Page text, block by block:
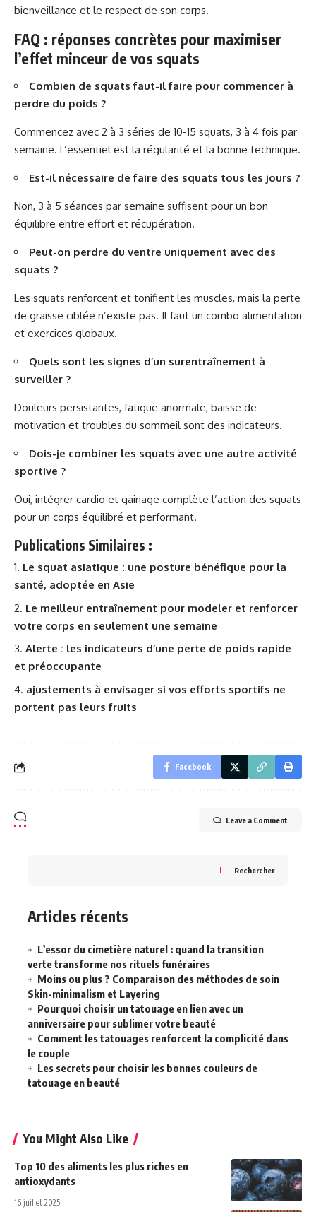
bienveillance et le respect de son corps.
FAQ : réponses concrètes pour maximiser
l’effet minceur de vos squats
Combien de squats faut-il faire pour commencer à
perdre du poids ?
Commencez avec 2 à 3 séries de 10-15 squats, 3 à 4 fois par
semaine. L’essentiel est la régularité et la bonne technique.
Est-il nécessaire de faire des squats tous les jours ?
Non, 3 à 5 séances par semaine suffisent pour un bon
équilibre entre effort et récupération.
Peut-on perdre du ventre uniquement avec des
squats ?
Les squats renforcent et tonifient les muscles, mais la perte
de graisse ciblée n’existe pas. Il faut un combo alimentation
et exercices globaux.
Quels sont les signes d’un surentraînement à
surveiller ?
Douleurs persistantes, fatigue anormale, baisse de
motivation et troubles du sommeil sont des indicateurs.
Dois-je combiner les squats avec une autre activité
sportive ?
Oui, intégrer cardio et gainage complète l’action des squats
pour un corps équilibré et performant.
Publications Similaires :
Le squat asiatique : une posture bénéfique pour la
santé, adoptée en Asie
Le meilleur entraînement pour modeler et renforcer
votre corps en seulement une semaine
Alerte : les indicateurs d’une perte de poids rapide
et préoccupante
ajustements à envisager si vos efforts sportifs ne
portent pas leurs fruits
Facebook
Leave a Comment
Rechercher
Articles récents
L’essor du cimetière naturel : quand la transition
verte transforme nos rituels funéraires
Moins ou plus ? Comparaison des méthodes de soin
Skin-minimalism et Layering
Pourquoi choisir un tatouage en lien avec un
anniversaire pour sublimer votre beauté
Comment les tatouages renforcent la complicité dans
le couple
Les secrets pour choisir les bonnes couleurs de
tatouage en beauté
You Might Also Like
Top 10 des aliments les plus riches en
antioxydants
16 juillet 2025